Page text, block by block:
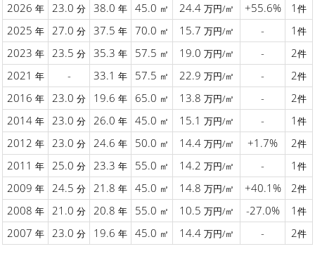
2026 年 23.0 分 38.0 年 45.0 ㎡ 24.4 万円/㎡ +55.6% 1 件
2025 年 27.0 分 37.5 年 70.0 ㎡ 15.7 万円/㎡ - 1 件
2023 年 23.5 分 35.3 年 57.5 ㎡ 19.0 万円/㎡ - 2件
2021 年 - 33.1 年 57.5 ㎡ 22.9 万円/㎡ - 2件
2016 年 23.0 分 19.6 年 65.0 ㎡ 13.8 万円/㎡ - 2件
2014 年 23.0 分 26.0 年 45.0 ㎡ 15.1 万円/㎡ - 1 件
2012 年 23.0 分 24.6 年 50.0 ㎡ 14.4 万円/㎡ +1.7% 2件
2011 年 25.0 分 23.3 年 55.0 ㎡ 14.2 万円/㎡ - 1 件
2009 年 24.5 分 21.8 年 45.0 ㎡ 14.8 万円/㎡ +40.1% 2件
2008 年 21.0 分 20.8 年 55.0 ㎡ 10.5 万円/㎡ -27.0% 1 件
2007 年 23.0 分 19.6 年 45.0 ㎡ 14.4 万円/㎡ - 2件